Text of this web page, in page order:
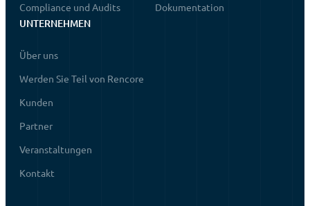
Compliance und Audits
Dokumentation
UNTERNEHMEN
Über uns
Werden Sie Teil von Rencore
Kunden
Partner
Veranstaltungen
Kontakt